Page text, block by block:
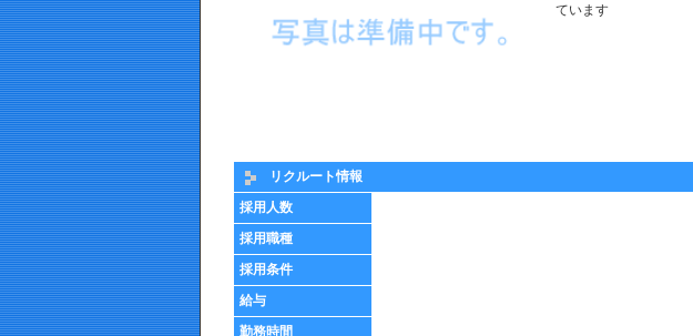
ています
リクルート情報
採用人数
採用職種
採用条件
給与
勤務時間